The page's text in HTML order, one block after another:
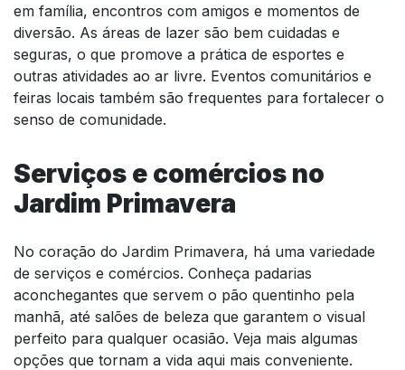
em família, encontros com amigos e momentos de
diversão. As áreas de lazer são bem cuidadas e
seguras, o que promove a prática de esportes e
outras atividades ao ar livre. Eventos comunitários e
feiras locais também são frequentes para fortalecer o
senso de comunidade.
Serviços e comércios no
Jardim Primavera
No coração do Jardim Primavera, há uma variedade
de serviços e comércios. Conheça padarias
aconchegantes que servem o pão quentinho pela
manhã, até salões de beleza que garantem o visual
perfeito para qualquer ocasião. Veja mais algumas
opções que tornam a vida aqui mais conveniente.